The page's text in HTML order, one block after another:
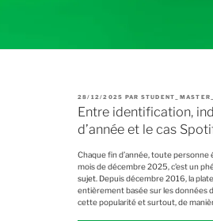
P
B
I
É
E
28/12/2025 PAR
Entre identification,
d’année et le cas
Chaque fin d’année, toute personne
mois de décembre 2025, c’est un
sujet . Depuis décembre 2016, la
entièrement basée sur les données
cette popularité et surtout, de